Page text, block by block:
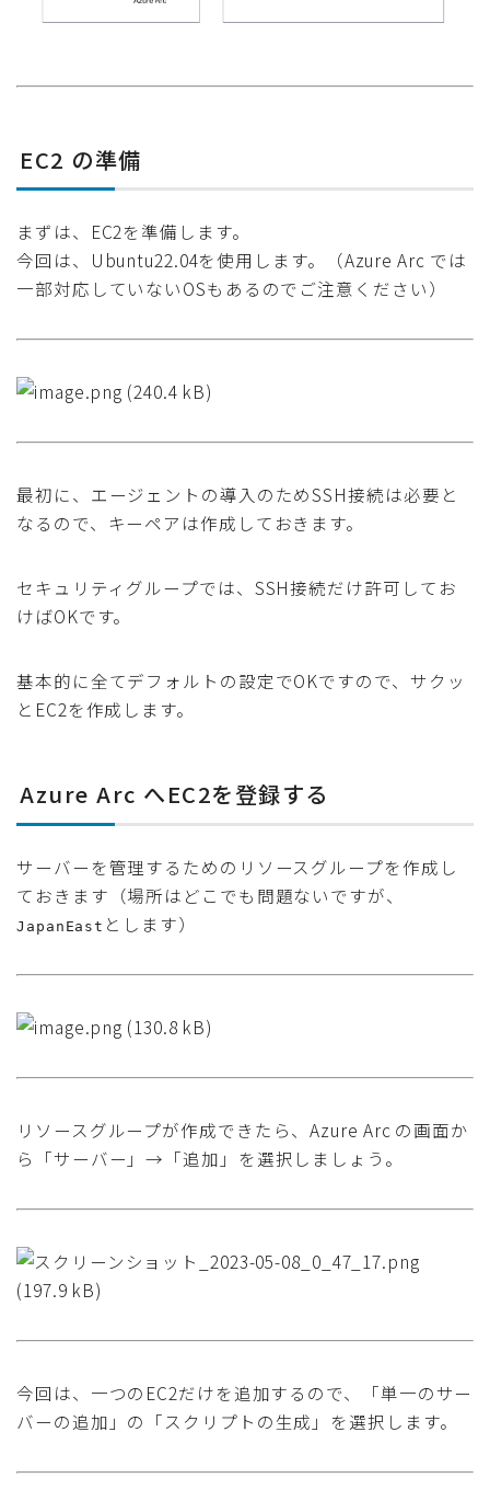
EC2 の準備
まずは、EC2を準備します。
今回は、Ubuntu22.04を使用します。（Azure Arc では
一部対応していないOSもあるのでご注意ください）
最初に、エージェントの導入のためSSH接続は必要と
なるので、キーペアは作成しておきます。
セキュリティグループでは、SSH接続だけ許可してお
けばOKです。
基本的に全てデフォルトの設定でOKですので、サクッ
とEC2を作成します。
Azure Arc へEC2を登録する
サーバーを管理するためのリソースグループを作成し
ておきます（場所はどこでも問題ないですが、
JapanEast とします）
リソースグループが作成できたら、Azure Arc の画面か
ら「サーバー」→「追加」を選択しましょう。
今回は、一つのEC2だけを追加するので、「単一のサー
バーの追加」の「スクリプトの生成」を選択します。